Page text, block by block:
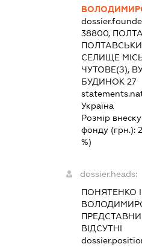
38800,
СЕЛИЩЕ
ЧУТОВЕ(З),
БУДИНОК 27
Україна
Розмір
фонду (грн.):
%)
dossier.heads:
ПОНЯТЕНКО
ВІДСУТНІ